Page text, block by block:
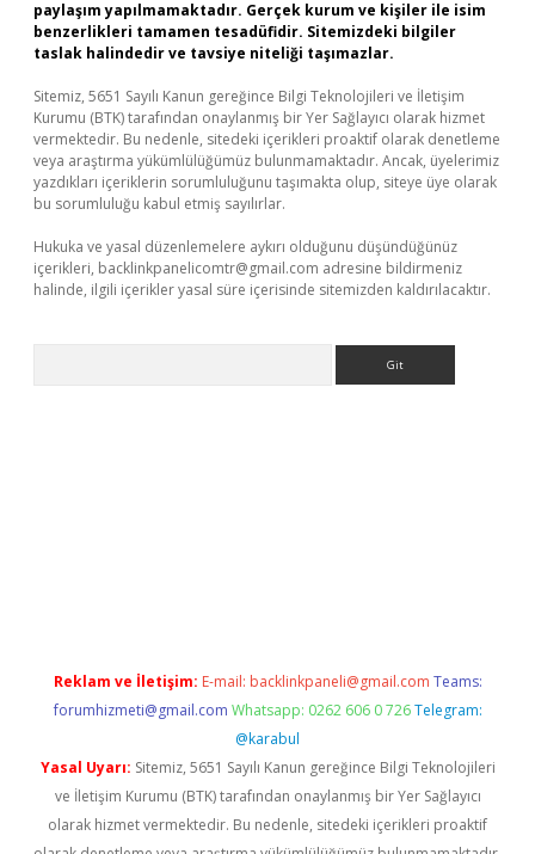
paylaşım yapılmamaktadır. Gerçek kurum ve kişiler ile isim
benzerlikleri tamamen tesadüfidir. Sitemizdeki bilgiler
taslak halindedir ve tavsiye niteliği taşımazlar.
Sitemiz, 5651 Sayılı Kanun gereğince Bilgi Teknolojileri ve İletişim
Kurumu (BTK) tarafından onaylanmış bir Yer Sağlayıcı olarak hizmet
vermektedir. Bu nedenle, sitedeki içerikleri proaktif olarak denetleme
veya araştırma yükümlülüğümüz bulunmamaktadır. Ancak, üyelerimiz
yazdıkları içeriklerin sorumluluğunu taşımakta olup, siteye üye olarak
bu sorumluluğu kabul etmiş sayılırlar.
Hukuka ve yasal düzenlemelere aykırı olduğunu düşündüğünüz
içerikleri, backlinkpanelicomtr@gmail.com adresine bildirmeniz
halinde, ilgili içerikler yasal süre içerisinde sitemizden kaldırılacaktır.
Reklam ve İletişim: E-mail: backlinkpaneli@gmail.com Teams:
forumhizmeti@gmail.com Whatsapp: 0262 606 0 726 Telegram:
@karabul
Yasal Uyarı: Sitemiz, 5651 Sayılı Kanun gereğince Bilgi Teknolojileri
ve İletişim Kurumu (BTK) tarafından onaylanmış bir Yer Sağlayıcı
olarak hizmet vermektedir. Bu nedenle, sitedeki içerikleri proaktif